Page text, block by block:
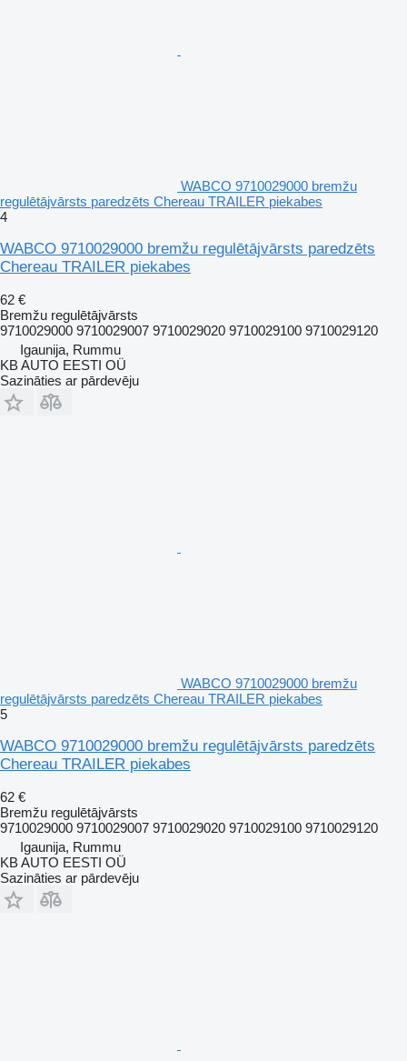
WABCO 9710029000 bremžu
regulētājvārsts paredzēts Chereau TRAILER piekabes
4
WABCO 9710029000 bremžu regulētājvārsts paredzēts
Chereau TRAILER piekabes
62 €
Bremžu regulētājvārsts
9710029000 9710029007 9710029020 9710029100 9710029120
Igaunija, Rummu
KB AUTO EESTI OÜ
Sazināties ar pārdevēju
WABCO 9710029000 bremžu
regulētājvārsts paredzēts Chereau TRAILER piekabes
5
WABCO 9710029000 bremžu regulētājvārsts paredzēts
Chereau TRAILER piekabes
62 €
Bremžu regulētājvārsts
9710029000 9710029007 9710029020 9710029100 9710029120
Igaunija, Rummu
KB AUTO EESTI OÜ
Sazināties ar pārdevēju